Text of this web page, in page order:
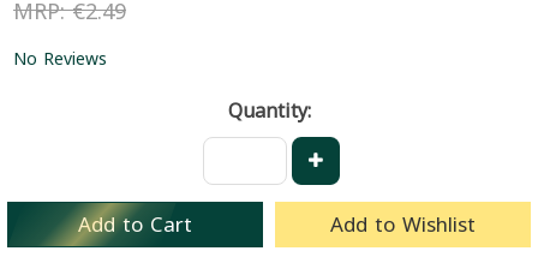
MRP: €2.49
No Reviews
Quantity:
Add to Cart Add to Wishlist